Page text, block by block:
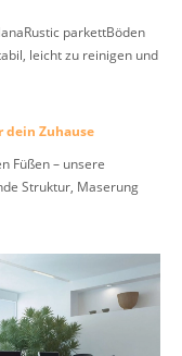
parkettBöden
leicht zu reinigen und
dein Zuhause
Füßen – unsere
Struktur, Maserung